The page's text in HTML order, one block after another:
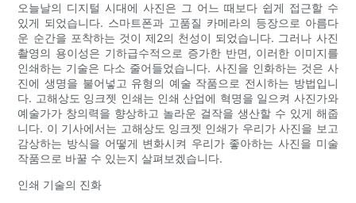
오늘날의 디지털 시대에 사진은 그 어느 때보다 쉽게 ​​접근할 수
있게 되었습니다. 스마트폰과 고품질 카메라의 등장으로 아름다
운 순간을 포착하는 것이 제2의 천성이 되었습니다. 그러나 사진
촬영의 용이성은 기하급수적으로 증가한 반면, 이러한 이미지를
인쇄하는 기술은 다소 줄어들었습니다. 사진을 인화하는 것은 사
진에 생명을 불어넣고 유형의 예술 작품으로 전시하는 방법입니
다. 고해상도 잉크젯 인쇄는 인쇄 산업에 혁명을 일으켜 사진가와
예술가가 창의력을 향상하고 놀라운 걸작을 생산할 수 있게 해줍
니다. 이 기사에서는 고해상도 잉크젯 인쇄가 우리가 사진을 보고
감상하는 방식을 어떻게 변화시켜 우리가 좋아하는 사진을 미술
작품으로 바꿀 수 있는지 살펴보겠습니다.
인쇄 기술의 진화